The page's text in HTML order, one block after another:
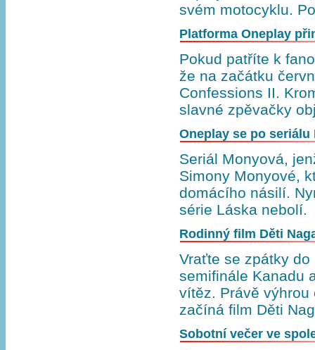
svém motocyklu.
Platforma Oneplay
Pokud patříte k
že na začátku
Confessions II.
slavné zpěvačky
Oneplay se po seriálu
Seriál Monyová,
Simony Monyové,
domácího násilí.
série Láska
Rodinný film Děti
Vraťte se zpátky
semifinále Kanadu
vítěz. Právě výhrou
začíná film Děti
Sobotní večer ve